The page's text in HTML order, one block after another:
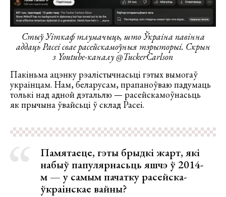
Стыў Уіткаф тлумачыць, што Ўкраіна павінна
аддаць Расеі свае расейскамоўныя тэрыторыі. Скрын
з Youtube-каналу @TuckerCarlson
Пакіньма ацэнку рэалістычнасьці гэтых вымогаў
украінцам. Нам, беларусам, прапаноўваю падумаць
толькі над адной дэтальлю — расейскамоўнасьць
як прычына ўвайсьці ў склад Расеі.
Памятаеце, гэты брыдкі жарт, які
набыў папулярнасьць яшчэ ў 2014-
м — у самым пачатку расейска-
ўкраінскае вайны?